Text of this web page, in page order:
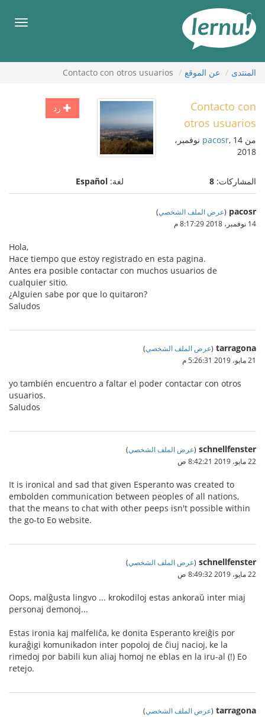
المحتويات
قائمة
المنتدى عن الموقع Contacto con otros usuarios
رد
Contacto con
otros usuarios
من pacosr , 14 نوفمبر،
2018
المشاركات: 8 لغة: Español
pacosr
(عرض الملف الشخصي)
14 نوفمبر، 2018 8:17:29 م
Hola,
Hace tiempo que estoy registrado en esta pagina.
Antes era posible contactar con muchos usuarios de
cualquier sitio.
¿Alguien sabe por que lo quitaron?
Saludos
tarragona
(عرض الملف الشخصي)
21 مايو، 2019 5:26:31 م
yo también encuentro a faltar el poder contactar con otros
usuarios.
Saludos
schnellfenster
(عرض الملف الشخصي)
22 مايو، 2019 8:42:21 ص
It is ironical and sad that given Esperanto was created to
embolden communication between peoples of all nations,
that the means to chat with other peeps isn't possible within
the go-to Eo website.
schnellfenster
(عرض الملف الشخصي)
22 مايو، 2019 8:49:32 ص
Oops, malĝusta lingvo ... krokodiloj estas ankoraŭ inter miaj
personaj demonoj...
Estas ironia kaj malfeliĉa, ke donita Esperanto kreiĝis por
kuraĝigi komunikadon inter popoloj de ĉiuj nacioj, ke la
rimedoj por babili kun aliaj homoj ne eblas en la iru-al (!) Eo
retejo.
tarragona
(عرض الملف الشخصي)